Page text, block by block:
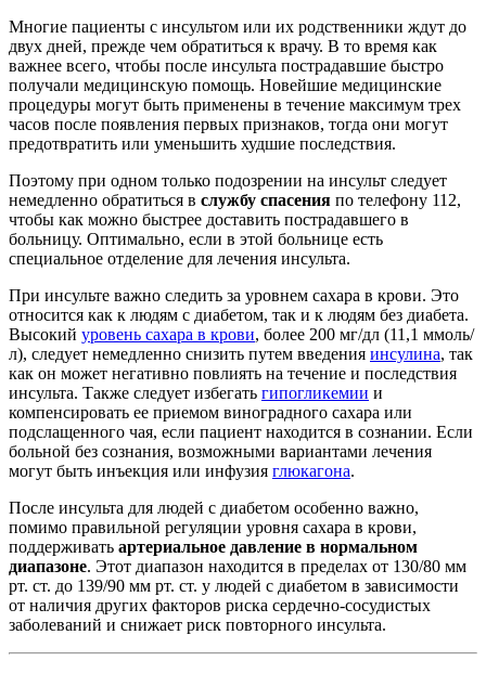
Многие пациенты с инсультом или их родственники ждут до
двух дней, прежде чем обратиться к врачу. В то время как
важнее всего, чтобы после инсульта пострадавшие быстро
получали медицинскую помощь. Новейшие медицинские
процедуры могут быть применены в течение максимум трех
часов после появления первых признаков, тогда они могут
предотвратить или уменьшить худшие последствия.
Поэтому при одном только подозрении на инсульт следует
немедленно обратиться в службу спасения по телефону 112,
чтобы как можно быстрее доставить пострадавшего в
больницу. Оптимально, если в этой больнице есть
специальное отделение для лечения инсульта.
При инсульте важно следить за уровнем сахара в крови. Это
относится как к людям с диабетом, так и к людям без диабета.
Высокий уровень сахара в крови, более 200 мг/дл (11,1 ммоль/
л), следует немедленно снизить путем введения инсулина, так
как он может негативно повлиять на течение и последствия
инсульта. Также следует избегать гипогликемии и
компенсировать ее приемом виноградного сахара или
подслащенного чая, если пациент находится в сознании. Если
больной без сознания, возможными вариантами лечения
могут быть инъекция или инфузия глюкагона.
После инсульта для людей с диабетом особенно важно,
помимо правильной регуляции уровня сахара в крови,
поддерживать артериальное давление в нормальном
диапазоне. Этот диапазон находится в пределах от 130/80 мм
рт. ст. до 139/90 мм рт. ст. у людей с диабетом в зависимости
от наличия других факторов риска сердечно-сосудистых
заболеваний и снижает риск повторного инсульта.